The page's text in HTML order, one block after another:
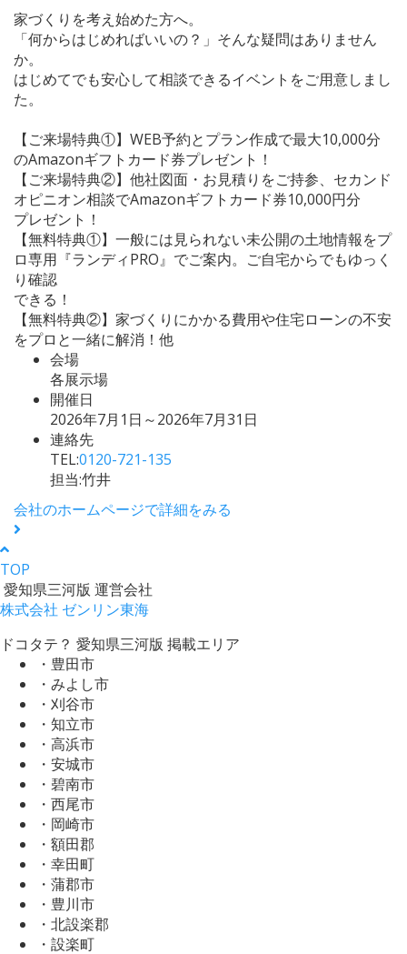
家づくりを考え始めた方へ。
「何からはじめればいいの？」そんな疑問はありません
か。
はじめてでも安心して相談できるイベントをご用意しまし
た。
【ご来場特典①】WEB予約とプラン作成で最大10,000分
のAmazonギフトカード券プレゼント！
【ご来場特典②】他社図面・お見積りをご持参、セカンド
オピニオン相談でAmazonギフトカード券10,000円分
プレゼント！
【無料特典①】一般には見られない未公開の土地情報をプ
ロ専用『ランディPRO』でご案内。ご自宅からでもゆっく
り確認
できる！
【無料特典②】家づくりにかかる費用や住宅ローンの不安
をプロと一緒に解消！他
会場
各展示場
開催日
2026年7月1日～2026年7月31日
連絡先
TEL:0120-721-135
担当:竹井
会社のホームページで詳細をみる
TOP
愛知県三河版 運営会社
株式会社 ゼンリン東海
ドコタテ？ 愛知県三河版 掲載エリア
・豊田市
・みよし市
・刈谷市
・知立市
・高浜市
・安城市
・碧南市
・西尾市
・岡崎市
・額田郡
・幸田町
・蒲郡市
・豊川市
・北設楽郡
・設楽町